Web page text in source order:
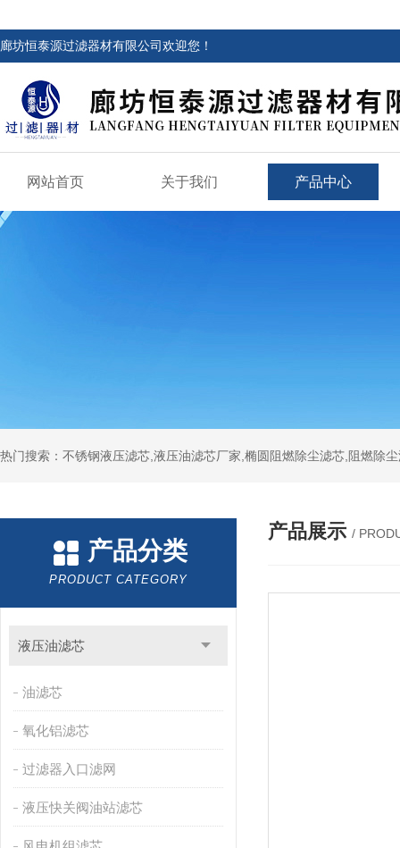
廊坊恒泰源过滤器材有限公司欢迎您！
网站首页 关于我们 产品中心
热门搜索：不锈钢液压滤芯,液压油滤芯厂家,椭圆阻燃除尘滤芯,阻燃除
产品分类
PRODUCT CATEGORY
液压油滤芯
油滤芯
氧化铝滤芯
过滤器入口滤网
液压快关阀油站滤芯
产品展示 /